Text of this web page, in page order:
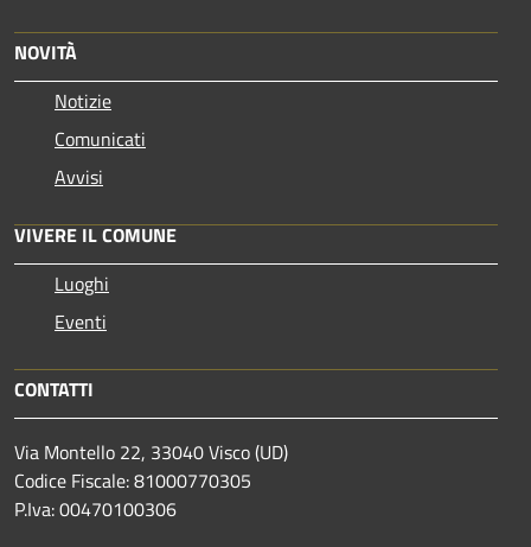
NOVITÀ
Notizie
Comunicati
Avvisi
VIVERE IL COMUNE
Luoghi
Eventi
CONTATTI
Via Montello 22, 33040 Visco (UD)
Codice Fiscale: 81000770305
P.Iva: 00470100306